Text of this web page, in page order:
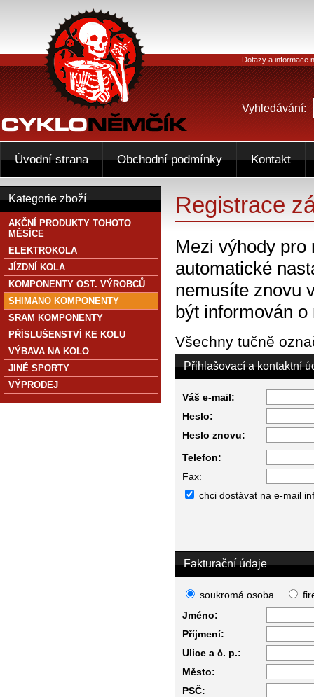
Registrace
Mezi výhody
automatické
nemusíte znovu
být informován
Všechny tučně
Přihlašovací a kontaktní
Váš e-mail:
Heslo:
Heslo znovu:
Telefon:
Fax:
chci dostávat na e-mail
Fakturační údaje
soukromá osoba
Jméno:
Příjmení:
Ulice a č. p.:
Město:
PSČ:
Kategorie zboží
AKČNÍ PRODUKTY TOHOTO
MĚSÍCE
ELEKTROKOLA
JÍZDNÍ KOLA
KOMPONENTY OST. VÝROBCŮ
SHIMANO KOMPONENTY
SRAM KOMPONENTY
PŘÍSLUŠENSTVÍ KE KOLU
VÝBAVA NA KOLO
JINÉ SPORTY
VÝPRODEJ
Dotazy a informace
Vyhledávání:
Úvodní strana Obchodní podmínky Kontakt